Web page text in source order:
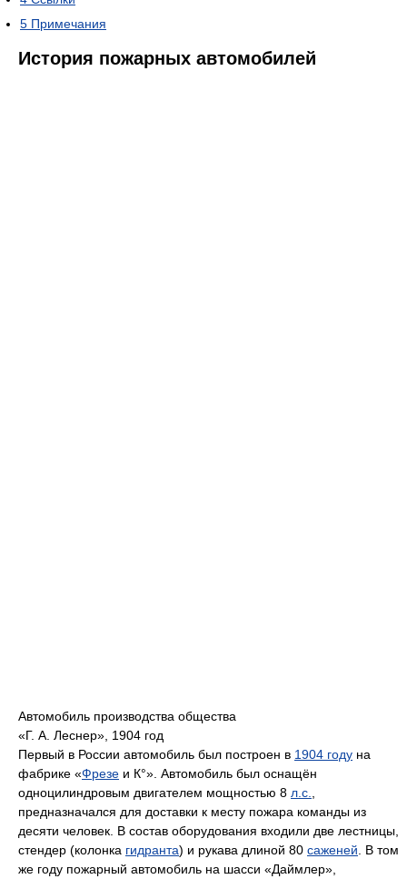
5 Примечания
История пожарных автомобилей
Автомобиль производства общества
«Г. А. Леснер», 1904 год
Первый в России автомобиль был построен в 1904 году на
фабрике «Фрезе и К°». Автомобиль был оснащён
одноцилиндровым двигателем мощностью 8 л.с.
предназначался для доставки к месту пожара команды из
десяти человек. В состав оборудования входили две лестницы,
стендер (колонка гидранта) и рукава длиной 80 саженей . В том
же году пожарный автомобиль на шасси «Даймлер»,